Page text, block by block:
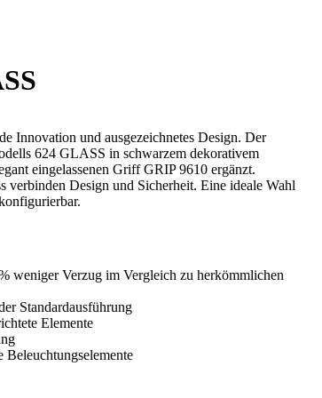
Innovation und ausgezeichnetes Design. Der
624 GLASS in schwarzem dekorativem
eingelassenen Griff GRIP 9610 ergänzt.
verbinden Design und Sicherheit. Eine ideale Wahl
weniger Verzug im Vergleich zu herkömmlichen
Standardausführung
Elemente
Beleuchtungselemente